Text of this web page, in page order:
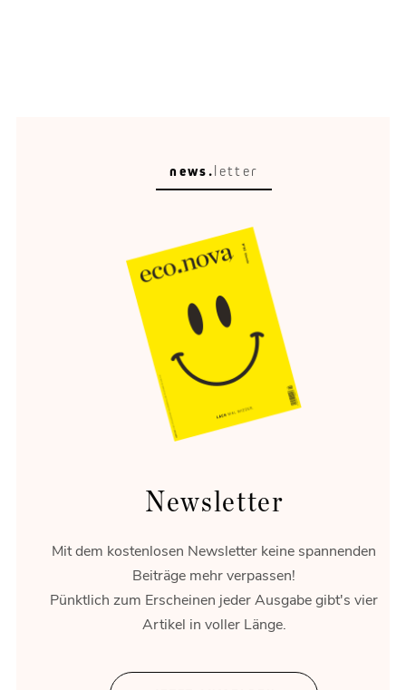
Stadtplanung ist kein Malen nach Zahlen.
Muster in der Datenwolke.
news.letter
Newsletter
Mit dem kostenlosen Newsletter keine spannenden
Beiträge mehr verpassen!
Pünktlich zum Erscheinen jeder Ausgabe gibt's vier
Artikel in voller Länge.